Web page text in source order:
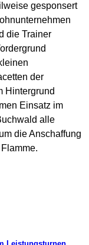
gesponsert
die Trainer
der
Hintergrund
Einsatz im
alle
die Anschaffung